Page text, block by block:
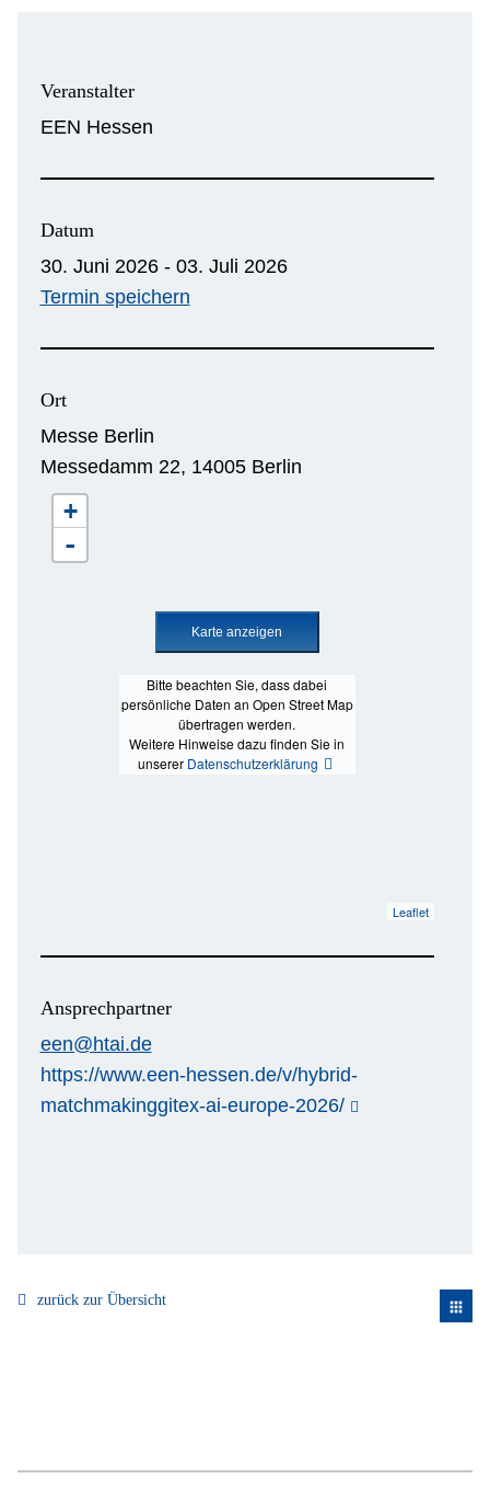
Veranstalter
EEN Hessen
Datum
30. Juni 2026 - 03. Juli 2026
Termin speichern
Ort
Messe Berlin
Messedamm 22, 14005 Berlin
Bitte beachten Sie, dass dabei
persönliche Daten an Open Street Map
übertragen werden.
Weitere Hinweise dazu finden Sie in
unserer Datenschutzerklärung
+
-
Leaflet
Ansprechpartner
een@htai.de
https://www.een-hessen.de/v/hybrid-
matchmakinggitex-ai-europe-2026/
zurück zur Übersicht apps